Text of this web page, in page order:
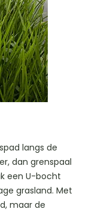
langs de
dan grenspaal
een U-bocht
grasland. Met
maar de